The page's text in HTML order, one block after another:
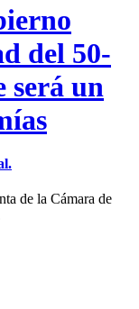
del 50-
será un
de la Cámara de